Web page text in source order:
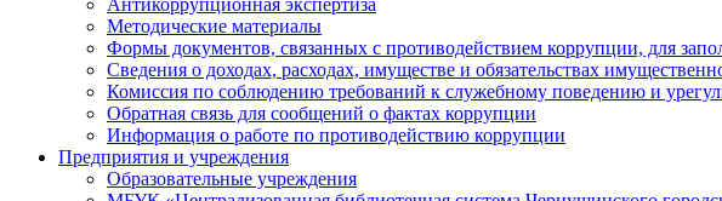
Антикоррупционная экспертиза
Методические материалы
Формы документов, связанных с противодействием коррупции, для
Сведения о доходах, расходах, имуществе и обязательствах
Комиссия по соблюдению требований к служебному поведению и
Обратная связь для сообщений о фактах коррупции
Информация о работе по противодействию коррупции
Предприятия и учреждения
Образовательные учреждения